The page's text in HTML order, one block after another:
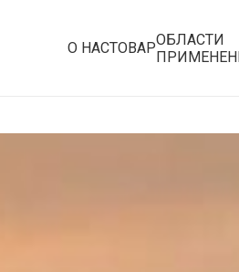
О НАСТОВАРOБЛАСТИ